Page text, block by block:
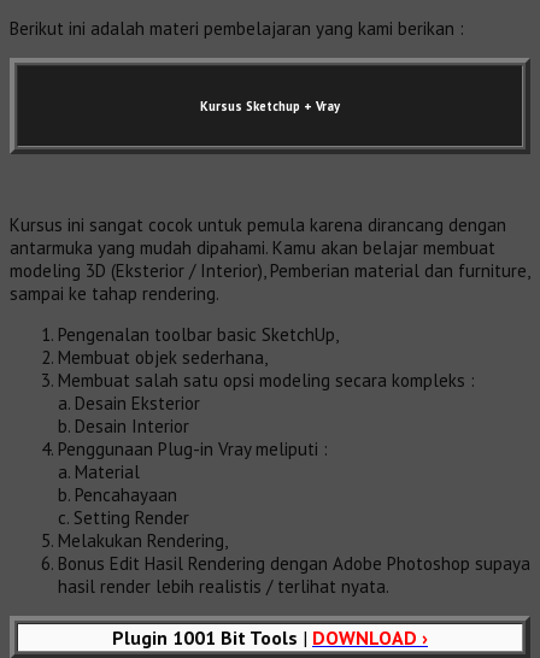
Berikut ini adalah materi pembelajaran yang kami berikan :
Kursus Sketchup + Vray
Kursus ini sangat cocok untuk pemula karena dirancang dengan
antarmuka yang mudah dipahami. Kamu akan belajar membuat
modeling 3D (Eksterior / Interior), Pemberian material dan furniture,
sampai ke tahap rendering.
Pengenalan toolbar basic SketchUp,
Membuat objek sederhana,
Membuat salah satu opsi modeling secara kompleks :
a. Desain Eksterior
b. Desain Interior
Penggunaan Plug-in Vray meliputi :
a. Material
b. Pencahayaan
c. Setting Render
Melakukan Rendering,
Bonus Edit Hasil Rendering dengan Adobe Photoshop supaya
hasil render lebih realistis / terlihat nyata.
Plugin 1001 Bit Tools | DOWNLOAD ›